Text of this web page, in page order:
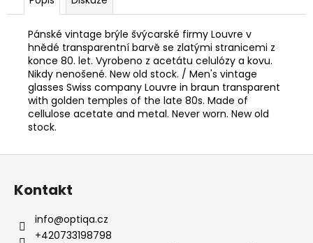
Pánské vintage brýle švýcarské firmy Louvre v
hnědé transparentní barvě se zlatými stranicemi z
konce 80. let. Vyrobeno z acetátu celulózy a kovu.
Nikdy nenošené. New old stock. / Men's vintage
glasses Swiss company Louvre in braun transparent
with golden temples of the late 80s. Made of
cellulose acetate and metal. Never worn. New old
stock.
Z
Kontakt
info@optiqa.cz
+420733198798